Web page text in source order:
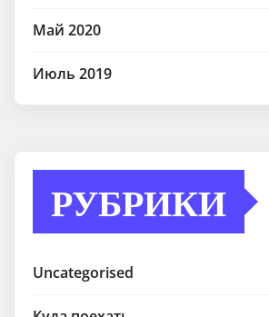
Май 2020
Июль 2019
РУБРИКИ
Uncategorised